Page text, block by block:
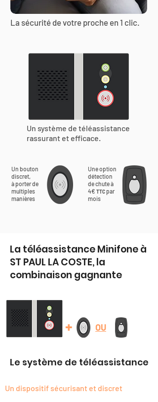
La sécurité de votre proche en 1 clic.
Un système de téléassistance
rassurant et efficace.
Un bouton
discret,
à porter de
multiples
manières
Une option
détection
de chute à
4€ TTC par
mois
La téléassistance Minifone à
ST PAUL LA COSTE, la
combinaison gagnante
+ OU
Le système de téléassistance
Un dispositif sécurisant et discret